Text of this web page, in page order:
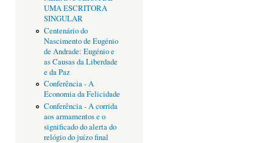
UMA ESCRITORA
SINGULAR
Centenário do
Nascimento de Eugénio
de Andrade: Eugénio e
as Causas da Liberdade
e da Paz
Conferência - A
Economia da Felicidade
Conferência - A corrida
aos armamentos e o
significado do alerta do
relógio do juízo final